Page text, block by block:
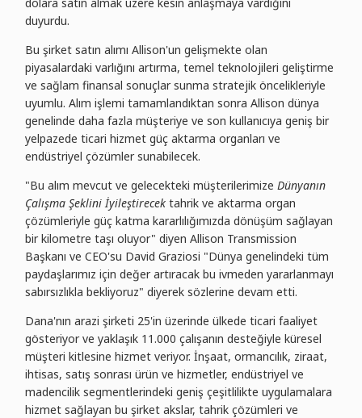
duyurdu.
Bu şirket satın alımı Allison'un gelişmekte olan
piyasalardaki varlığını artırma, temel teknolojileri geliştirme
ve sağlam finansal sonuçlar sunma stratejik öncelikleriyle
uyumlu. Alım işlemi tamamlandıktan sonra Allison dünya
genelinde daha fazla müşteriye ve son kullanıcıya geniş bir
yelpazede ticari hizmet güç aktarma organları ve
endüstriyel çözümler sunabilecek.
"Bu alım mevcut ve gelecekteki müşterilerimize Dünyanın
Çalışma Şeklini İyileştirecek tahrik ve aktarma organ
çözümleriyle güç katma kararlılığımızda dönüşüm sağlayan
bir kilometre taşı oluyor" diyen Allison Transmission
Başkanı ve CEO'su David Graziosi "Dünya genelindeki tüm
paydaşlarımız için değer artıracak bu ivmeden yararlanmayı
sabırsızlıkla bekliyoruz" diyerek sözlerine devam etti.
Dana'nın arazi şirketi 25'in üzerinde ülkede ticari faaliyet
gösteriyor ve yaklaşık 11.000 çalışanın desteğiyle küresel
müşteri kitlesine hizmet veriyor. İnşaat, ormancılık, ziraat,
ihtisas, satış sonrası ürün ve hizmetler, endüstriyel ve
madencilik segmentlerindeki geniş çeşitlilikte uygulamalara
hizmet sağlayan bu şirket akslar, tahrik çözümleri ve